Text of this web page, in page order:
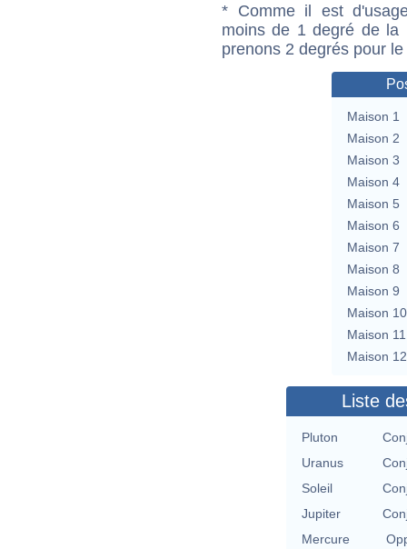
* Comme il est
moins de 1 degré de la
prenons 2 degrés pour
Maison 1
Maison 2
Maison 3
Maison 4
Maison 5
Maison 6
Maison 7
Maison 8
Maison 9
Maison 10
Maison 11
Maison 12
Liste
Pluton
Uranus
Soleil
Jupiter
Mercure